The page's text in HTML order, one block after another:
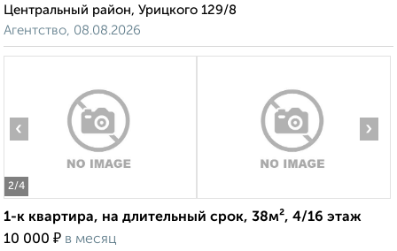
Центральный район, Урицкого 129/8
Агентство, 08.08.2026
2/4
‹ ›
1-к квартира, на длительный срок, 38м², 4/16 этаж
10 000 ₽ в месяц